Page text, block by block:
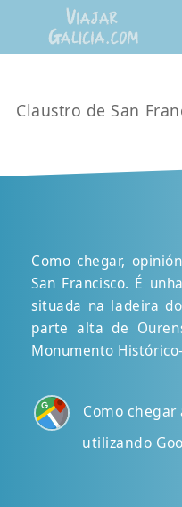
Claustro de San
Como chegar,
San Francisco. É
situada na ladeira
parte alta de
Monumento
Como chegar
utilizando